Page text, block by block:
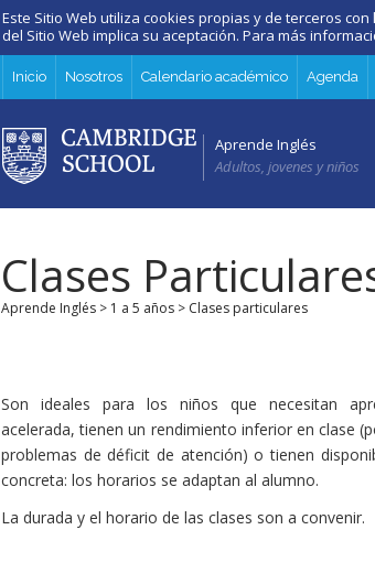
Este Sitio Web utiliza cookies propias y de terceros
del Sitio Web implica su aceptación. Para más
Inicio Nosotros Calendario académico Agenda
Aprende Inglés
Adultos, jovenes y niños
Clases
Aprende Inglés > 1 a 5 años > Clases particulares
Son ideales para los niños que necesitan
acelerada, tienen un rendimiento inferior en clase
problemas de déficit de atención) o tienen
concreta: los horarios se adaptan al alumno.
La durada y el horario de las clases son a convenir.